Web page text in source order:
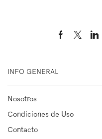
INFO GENERAL
Nosotros
Condiciones de Uso
Contacto